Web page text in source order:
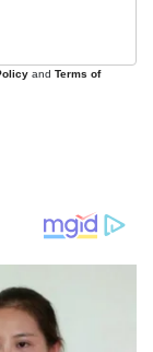
and Terms of